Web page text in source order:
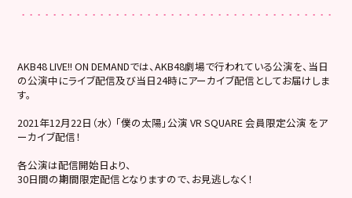
AKB48 LIVE!! ON DEMANDでは、AKB48劇場で行われている公演を、当日
の公演中にライブ配信及び当日24時にアーカイブ配信としてお届けしま
す。
2021年12月22日（水） 「僕の太陽」公演 VR SQUARE 会員限定公演 をア
ーカイブ配信！
各公演は配信開始日より、
30日間の期間限定配信となりますので、お見逃しなく！